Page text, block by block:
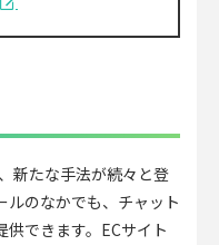
新たな手法が続々と登
ルのなかでも、チャット
できます。ECサイト